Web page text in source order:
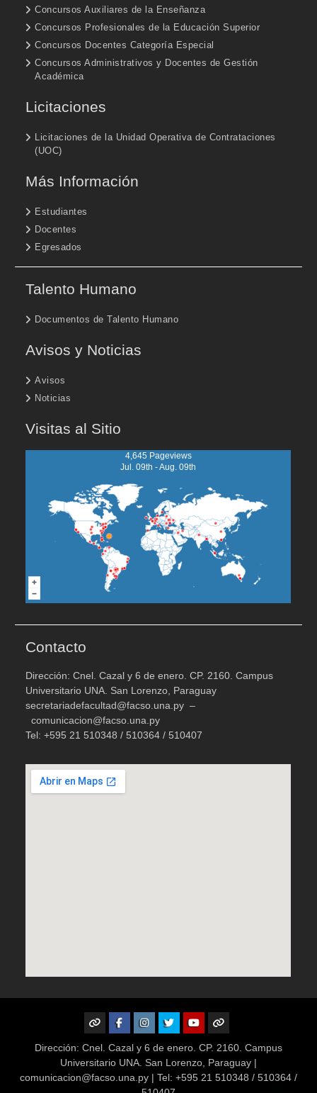
Concursos Auxiliares de la Enseñanza
Concursos Profesionales de la Educación Superior
Concursos Docentes Categoría Especial
Concursos Administrativos y Docentes de Gestión
Académica
Licitaciones
Licitaciones de la Unidad Operativa de Contrataciones
(UOC)
Más Información
Estudiantes
Docentes
Egresados
Talento Humano
Documentos de Talento Humano
Avisos y Noticias
Avisos
Noticias
Visitas al Sitio
4,645 Pageviews
Jul. 09th - Aug. 09th
Contacto
Dirección: Cnel. Cazal y 6 de enero. CP. 2160. Campus
Universitario UNA. San Lorenzo, Paraguay
secretariadefacultad@facso.una.py –
comunicacion@facso.una.py
Tel: +595 21 510348 / 510364 / 510407
Dirección: Cnel. Cazal y 6 de enero. CP. 2160. Campus
Universitario UNA. San Lorenzo, Paraguay |
comunicacion@facso.una.py | Tel: +595 21 510348 / 510364 /